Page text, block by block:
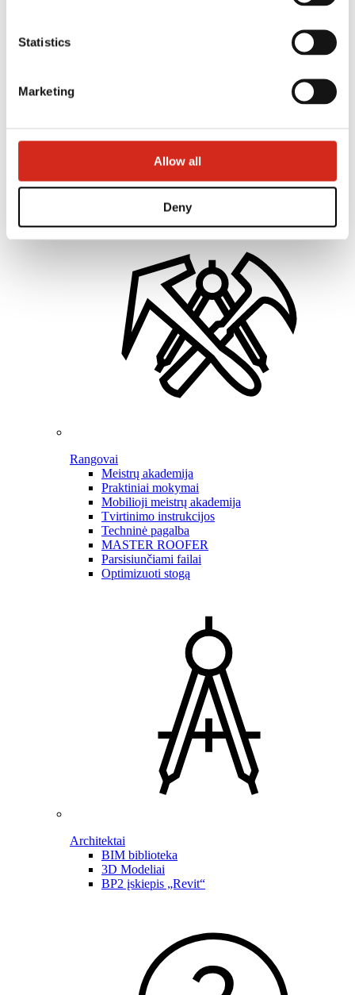
Statistics
Marketing
Allow all
Deny
Rinkodaros pasiūlymas
Optimizuoti stogą
Rangovai
Meistrų akademija
Praktiniai mokymai
Mobilioji meistrų akademija
Tvirtinimo instrukcijos
Techninė pagalba
MASTER ROOFER
Parsisiunčiami failai
Optimizuoti stogą
Architektai
BIM biblioteka
3D Modeliai
BP2 įskiepis „Revit“